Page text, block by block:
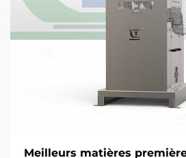
Meilleurs matières